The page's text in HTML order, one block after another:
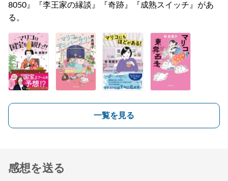
8050』『李王家の縁談』『奇跡』『成熟スイッチ』があ
る。
一覧を見る
感想を送る